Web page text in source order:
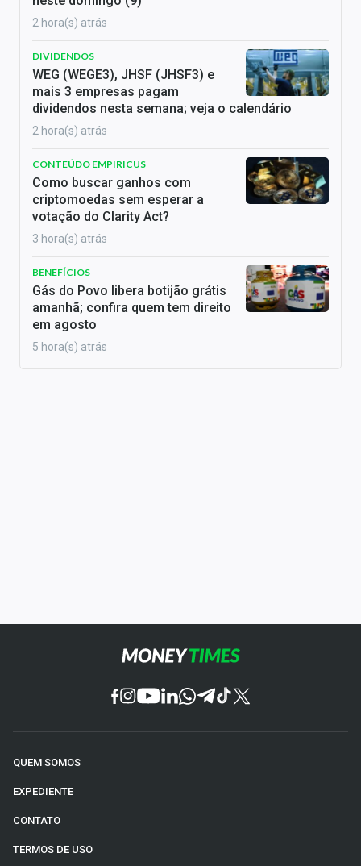
2 hora(s) atrás
DIVIDENDOS
WEG (WEGE3), JHSF (JHSF3) e
mais 3 empresas pagam
dividendos nesta semana; veja o calendário
2 hora(s) atrás
CONTEÚDO EMPIRICUS
Como buscar ganhos com
criptomoedas sem esperar a
votação do Clarity Act?
3 hora(s) atrás
BENEFÍCIOS
Gás do Povo libera botijão grátis
amanhã; confira quem tem direito
em agosto
5 hora(s) atrás
QUEM SOMOS
EXPEDIENTE
CONTATO
TERMOS DE USO